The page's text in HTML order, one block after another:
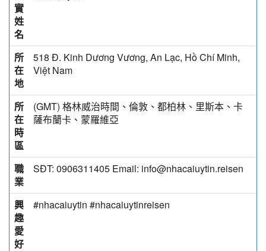
實
姓
名
所
在
地
518 Đ. Kinh Dương Vương, An Lạc, Hồ Chí Minh,
Việt Nam
所
在
時
區
(GMT) 格林威治時間、倫敦、都柏林、里斯本、卡
薩布蘭卡、蒙羅維亞
職
業
SĐT: 0906311405 Email: info@nhacaiuytin.reisen
興
趣
愛
好
#nhacaiuytin #nhacaiuytinreisen